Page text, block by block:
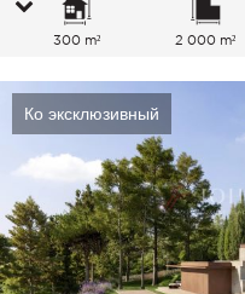
300 m² 2 000 m²
Ко эксклюзивный